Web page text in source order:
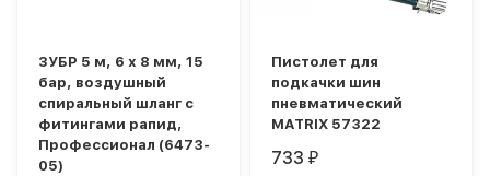
ЗУБР 5 м, 6 х 8 мм, 15
бар, воздушный
спиральный шланг с
фитингами рапид,
Профессионал (6473-
05)
Пистолет для
подкачки шин
пневматический
MATRIX 57322
733₽